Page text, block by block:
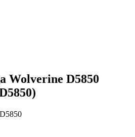
Wolverine D5850